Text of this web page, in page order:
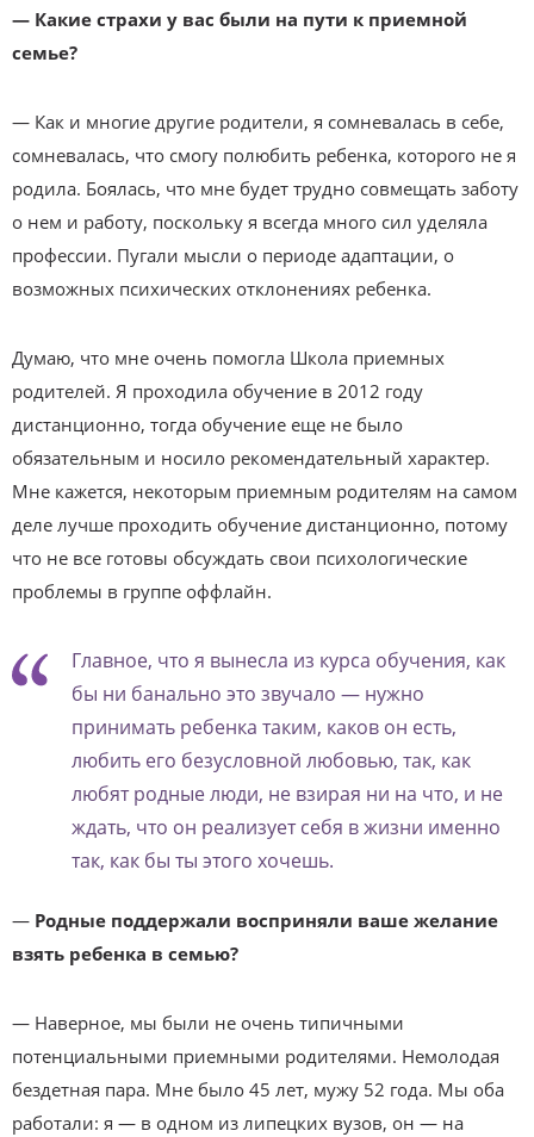
— Какие страхи у вас были на пути к приемной
семье?
— Как и многие другие родители, я сомневалась в себе,
сомневалась, что смогу полюбить ребенка, которого не я
родила. Боялась, что мне будет трудно совмещать заботу
о нем и работу, поскольку я всегда много сил уделяла
профессии. Пугали мысли о периоде адаптации, о
возможных психических отклонениях ребенка.
Думаю, что мне очень помогла Школа приемных
родителей. Я проходила обучение в 2012 году
дистанционно, тогда обучение еще не было
обязательным и носило рекомендательный характер.
Мне кажется, некоторым приемным родителям на самом
деле лучше проходить обучение дистанционно, потому
что не все готовы обсуждать свои психологические
проблемы в группе оффлайн.
Главное, что я вынесла из курса обучения, как
бы ни банально это звучало — нужно
принимать ребенка таким, каков он есть,
любить его безусловной любовью, так, как
любят родные люди, не взирая ни на что, и не
ждать, что он реализует себя в жизни именно
так, как бы ты этого хочешь.
— Родные поддержали восприняли ваше желание
взять ребенка в семью?
— Наверное, мы были не очень типичными
потенциальными приемными родителями. Немолодая
бездетная пара. Мне было 45 лет, мужу 52 года. Мы оба
работали: я — в одном из липецких вузов, он — на